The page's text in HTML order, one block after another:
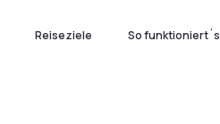
Reiseziele So funktioniert´s